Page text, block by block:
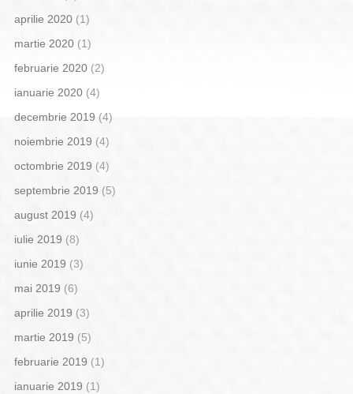
aprilie 2020(1)
martie 2020(1)
februarie 2020(2)
ianuarie 2020(4)
decembrie 2019 (4)
noiembrie 2019 (4)
octombrie 2019 (4)
septembrie 2019 (5)
august 2019 (4)
iulie 2019 (8)
iunie 2019 (3)
mai 2019 (6)
aprilie 2019 (3)
martie 2019 (5)
februarie 2019 (1)
ianuarie 2019 (1)